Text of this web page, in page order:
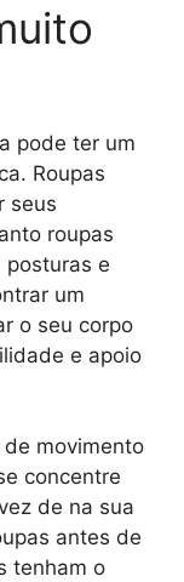
pode ter um
Roupas
seus
roupas
e
um
o seu corpo
e apoio
movimento
concentre
de na sua
antes de
tenham o